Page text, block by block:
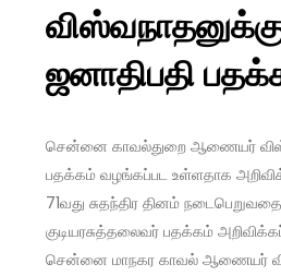
ஜனாதிபதி
சென்னை காவல்துறை ஆணையர்
பதக்கம் வழங்கப்பட உள்ளதாக
71வது சுதந்திர தினம்
குடியரசுத்தலைவர் பதக்கம்
சென்னை மாநகர காவல் ஆணையர்